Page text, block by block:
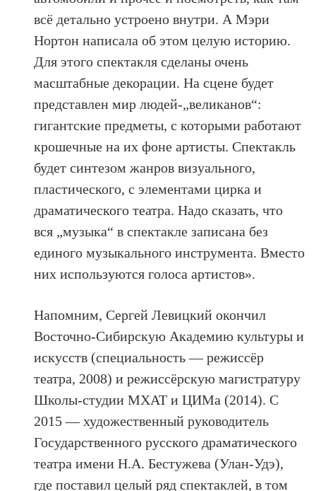
всё детально устроено внутри. А Мэри
Нортон написала об этом целую историю.
Для этого спектакля сделаны очень
масштабные декорации. На сцене будет
представлен мир людей-„великанов“:
гигантские предметы, с которыми работают
крошечные на их фоне артисты. Спектакль
будет синтезом жанров визуального,
пластического, с элементами цирка и
драматического театра. Надо сказать, что
вся „музыка“ в спектакле записана без
единого музыкального инструмента. Вместо
них используются голоса артистов».
Напомним, Сергей Левицкий окончил
Восточно-Сибирскую Академию культуры и
искусств (специальность — режиссёр
театра, 2008) и режиссёрскую магистратуру
Школы-студии МХАТ и ЦИМа (2014). С
2015 — художественный руководитель
Государственного русского драматического
театра имени Н.А. Бестужева (Улан-Удэ),
где поставил целый ряд спектаклей, в том